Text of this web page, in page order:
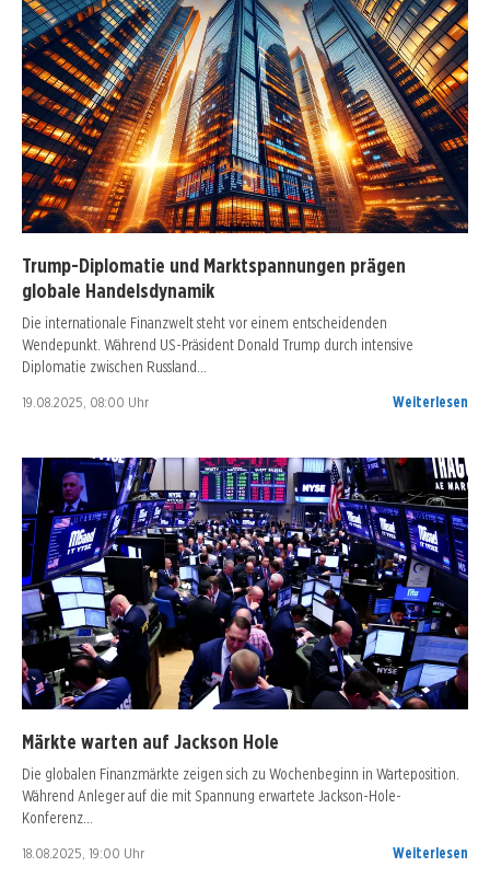
Trump-Diplomatie und Marktspannungen prägen
globale Handelsdynamik
Die internationale Finanzwelt steht vor einem entscheidenden
Wendepunkt. Während US-Präsident Donald Trump durch intensive
Diplomatie zwischen Russland…
19.08.2025, 08:00 Uhr Weiterlesen
Märkte warten auf Jackson Hole
Die globalen Finanzmärkte zeigen sich zu Wochenbeginn in Warteposition.
Während Anleger auf die mit Spannung erwartete Jackson-Hole-
Konferenz…
18.08.2025, 19:00 Uhr Weiterlesen